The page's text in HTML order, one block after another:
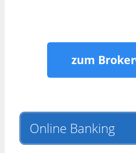
zum Broker
Online Banking